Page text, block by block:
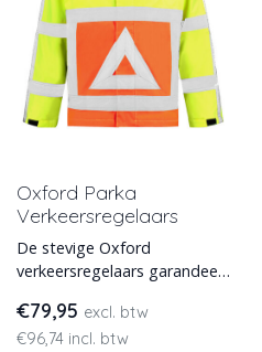
Oxford Parka
Verkeersregelaars
De stevige Oxford
verkeersregelaars garandeert
je de hele dag droog blij
€79,95 excl. btw
€96,74 incl. btw